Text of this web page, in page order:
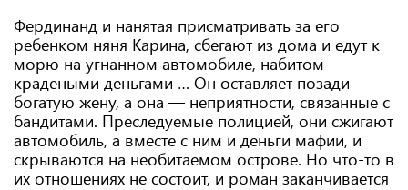
Фердинанд и нанятая присматривать за его
ребенком няня Карина, сбегают из дома и едут к
морю на угнанном автомобиле, набитом
крадеными деньгами … Он оставляет позади
богатую жену, а она — неприятности, связанные с
бандитами. Преследуемые полицией, они сжигают
автомобиль, а вместе с ним и деньги мафии, и
скрываются на необитаемом острове. Но что-то в
их отношениях не состоит, и роман заканчивается